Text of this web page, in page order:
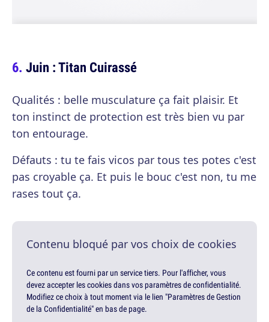
Juin : Titan Cuirassé
Qualités : belle musculature ça fait plaisir. Et
ton instinct de protection est très bien vu par
ton entourage.
Défauts : tu te fais vicos par tous tes potes c'est
pas croyable ça. Et puis le bouc c'est non, tu me
rases tout ça.
Contenu bloqué par vos choix de cookies
Ce contenu est fourni par un service tiers. Pour l'afficher, vous
devez accepter les cookies dans vos paramètres de confidentialité.
Modifiez ce choix à tout moment via le lien "Paramètres de Gestion
de la Confidentialité" en bas de page.